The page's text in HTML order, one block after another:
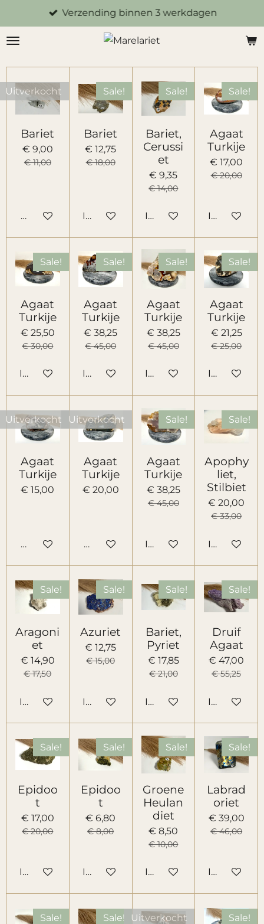
direct
naar
Verzending binnen 3 werkdagen
Uitverkocht
Bariet
€ 9,00
€ 11,00
Houd mij op de hoogte
Sale!
Bariet
€ 12,75
€ 18,00
In winkelwagen
Sale!
Bariet,
Cerussi
et
€ 9,35
€ 14,00
In winkelwagen
Sale!
Agaat
Turkije
€ 17,00
€ 20,00
In
Sale!
Agaat
Turkije
€ 25,50
€ 30,00
In winkelwagen
Sale!
Agaat
Turkije
€ 38,25
€ 45,00
In winkelwagen
Sale!
Agaat
Turkije
€ 38,25
€ 45,00
In winkelwagen
Sale!
Agaat
Turkije
€ 21,25
€ 25,00
In
Uitverkocht
Agaat
Turkije
€ 15,00
Houd mij op de hoogte
Uitverkocht
Agaat
Turkije
€ 20,00
Houd mij op de hoogte
Sale!
Agaat
Turkije
€ 38,25
€ 45,00
In winkelwagen
Sale!
Apophy
liet,
Stilbiet
€ 20,00
€ 33,00
In
Sale!
Aragoni
et
€ 14,90
€ 17,50
In winkelwagen
Sale!
Azuriet
€ 12,75
€ 15,00
In winkelwagen
Sale!
Bariet,
Pyriet
€ 17,85
€ 21,00
In winkelwagen
Sale!
Druif
Agaat
€ 47,00
€ 55,25
In
Sale!
Epidoo
t
€ 17,00
€ 20,00
In winkelwagen
Sale!
Epidoo
t
€ 6,80
€ 8,00
In winkelwagen
Sale!
Groene
Heulan
diet
€ 8,50
€ 10,00
In winkelwagen
Sale!
Labrad
oriet
€ 39,00
€ 46,00
In
Sale! Sale! Uitverkocht Sale!